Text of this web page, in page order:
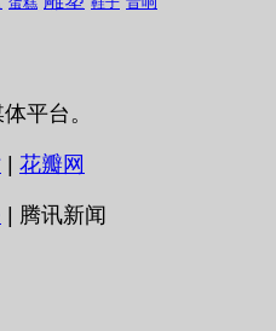
平台。
花瓣网
| 腾讯新闻